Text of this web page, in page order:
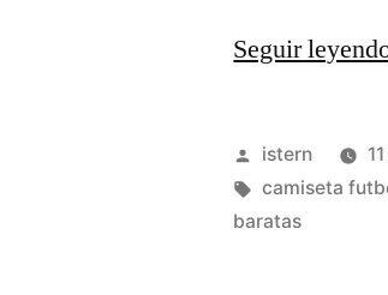
Seguir
Publicado
por
istern
Etiquetas:
camiseta
baratas